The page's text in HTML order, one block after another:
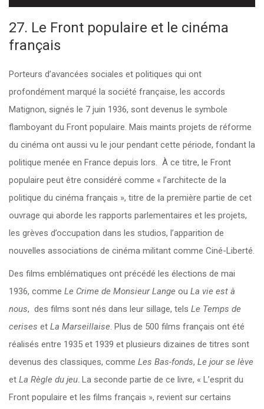
27. Le Front populaire et le cinéma
français
Porteurs d’avancées sociales et politiques qui ont
profondément marqué la société française, les accords
Matignon, signés le 7 juin 1936, sont devenus le symbole
flamboyant du Front populaire. Mais maints projets de réforme
du cinéma ont aussi vu le jour pendant cette période, fondant la
politique menée en France depuis lors. À ce titre, le Front
populaire peut être considéré comme « l’architecte de la
politique du cinéma français », titre de la première partie de cet
ouvrage qui aborde les rapports parlementaires et les projets,
les grèves d’occupation dans les studios, l’apparition de
nouvelles associations de cinéma militant comme Ciné-Liberté.
Des films emblématiques ont précédé les élections de mai
1936, comme Le Crime de Monsieur Lange ou La vie est à
nous, des films sont nés dans leur sillage, tels Le Temps de
cerises et La Marseillaise. Plus de 500 films français ont été
réalisés entre 1935 et 1939 et plusieurs dizaines de titres sont
devenus des classiques, comme Les Bas-fonds, Le jour se lève
et La Règle du jeu. La seconde partie de ce livre, « L’esprit du
Front populaire et les films français », revient sur certains